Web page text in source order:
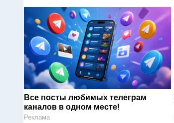
Все посты любимых телеграм
каналов в одном месте!
Реклама